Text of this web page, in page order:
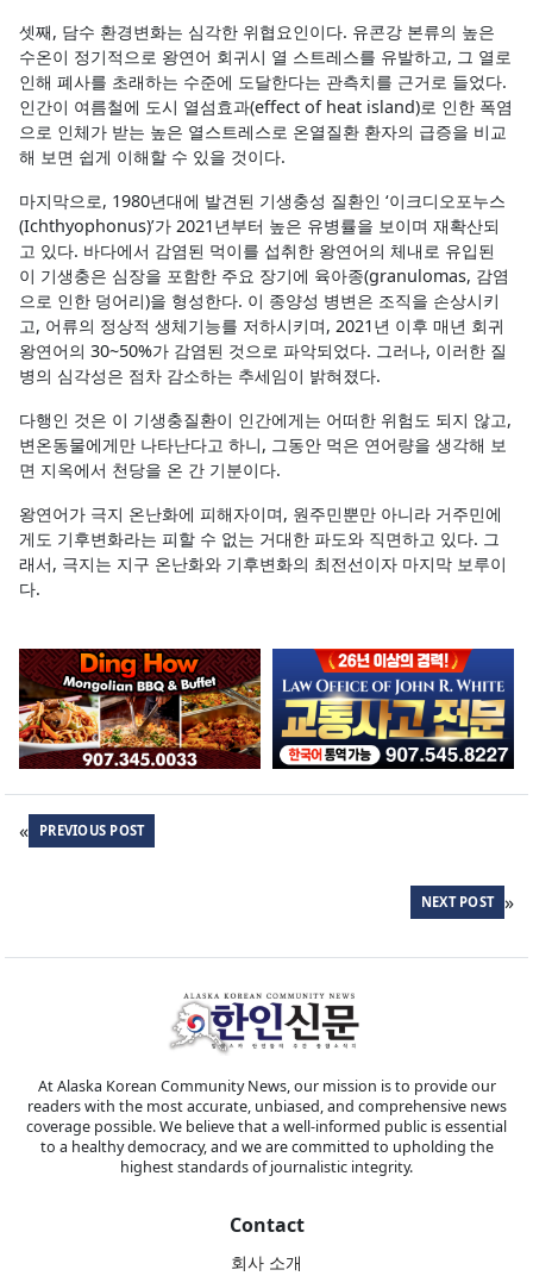
셋째, 담수 환경변화는 심각한 위협요인이다. 유콘강 본류의 높은
수온이 정기적으로 왕연어 회귀시 열 스트레스를 유발하고, 그 열로
인해 폐사를 초래하는 수준에 도달한다는 관측치를 근거로 들었다.
인간이 여름철에 도시 열섬효과(effect of heat island)로 인한 폭염
으로 인체가 받는 높은 열스트레스로 온열질환 환자의 급증을 비교
해 보면 쉽게 이해할 수 있을 것이다.
마지막으로, 1980년대에 발견된 기생충성 질환인 ‘이크디오포누스
(Ichthyophonus)’가 2021년부터 높은 유병률을 보이며 재확산되
고 있다. 바다에서 감염된 먹이를 섭취한 왕연어의 체내로 유입된
이 기생충은 심장을 포함한 주요 장기에 육아종(granulomas, 감염
으로 인한 덩어리)을 형성한다. 이 종양성 병변은 조직을 손상시키
고, 어류의 정상적 생체기능를 저하시키며, 2021년 이후 매년 회귀
왕연어의 30~50%가 감염된 것으로 파악되었다. 그러나, 이러한 질
병의 심각성은 점차 감소하는 추세임이 밝혀졌다.
다행인 것은 이 기생충질환이 인간에게는 어떠한 위험도 되지 않고,
변온동물에게만 나타난다고 하니, 그동안 먹은 연어량을 생각해 보
면 지옥에서 천당을 온 간 기분이다.
왕연어가 극지 온난화에 피해자이며, 원주민뿐만 아니라 거주민에
게도 기후변화라는 피할 수 없는 거대한 파도와 직면하고 있다. 그
래서, 극지는 지구 온난화와 기후변화의 최전선이자 마지막 보루이
다.
« PREVIOUS POST
NEXT POST »
At Alaska Korean Community News, our mission is to provide our
readers with the most accurate, unbiased, and comprehensive news
coverage possible. We believe that a well-informed public is essential
to a healthy democracy, and we are committed to upholding the
highest standards of journalistic integrity.
Contact
회사 소개